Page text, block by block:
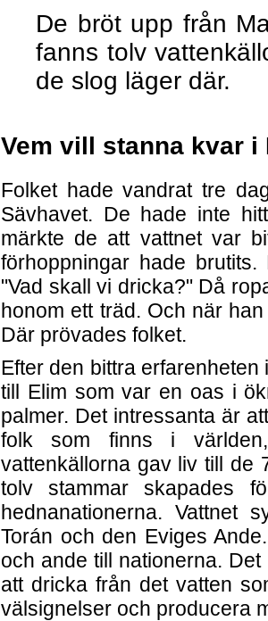
De bröt upp från
fanns tolv
de slog läger där.
Vem vill stanna kvar i
Folket hade vandrat tre
Sävhavet. De hade inte
märkte de att vattnet var
förhoppningar hade
"Vad skall vi dricka?" Då
honom ett träd. Och när
Där prövades folket.
Efter den bittra
till Elim som var en oas i
palmer. Det intressanta är
folk som finns i
vattenkällorna gav liv till de
tolv stammar skapades
hednanationerna. Vattnet
Torán och den Eviges
och ande till nationerna.
att dricka från det vatten
välsignelser och producera